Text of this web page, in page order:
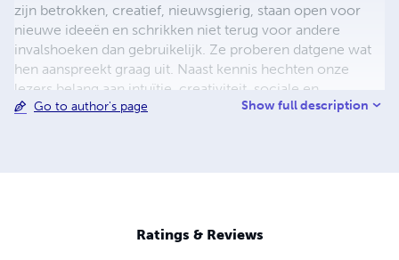
zijn betrokken, creatief, nieuwsgierig, staan open voor
nieuwe ideeën en schrikken niet terug voor andere
invalshoeken dan gebruikelijk. Ze proberen datgene wat
hen aanspreekt graag uit. Naast kennis hechten onze
lezers belang aan intuïtie, creativiteit, sociale en
emotionele vaardigheden. Niet wát kinderen worden,
Go to author's page Show full description
Ratings & Reviews